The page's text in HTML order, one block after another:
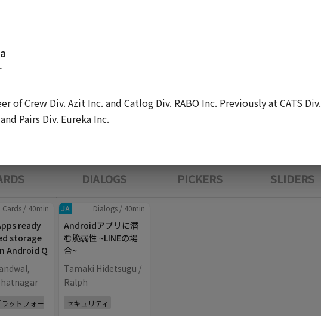
DAY.02 (Feb 21th, 2020)
DIALOGS PICKERS SLIDERS
Cards / 40min
ready
storage
Android Q
ットフォー
JA Dialogs / 40min
Androidアプリに潜
む脆弱性 ~LINEの場
合~
Tamaki Hidetsugu /
Ralph
セキュリティ
of Crew Div. Azit Inc. and Catlog Div. RABO Inc. Previously at CATS Div.
Pairs Div. Eureka Inc.